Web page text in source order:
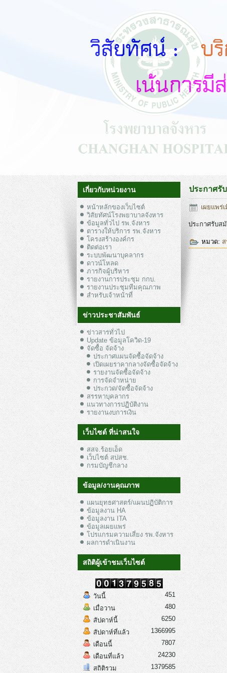
เกี่ยวกับหน่วยงาน
หน้าหลักของเว็บไซต์
วิสัยทัศน์โรงพยาบาลจังหาร
ข้อมูลทั่วไป รพ.จังหาร
ตารางให้บริการ รพ.จังหาร
โครงสร้างองค์กร
ติดต่อเรา
ระบบพัฒนาบุคลากร
ดาวน์โหลด
ภารกิจผู้บริหาร
รายงานการประชุม กกบ.
รายงานประชุมทีมคุณภาพ
สำหรับเจ้าหน้าที่
ข่าวประชาสัมพันธ์
ข่าวสารทั่วไป
Update ข้อมูลโควิด-19
จัดซื้อ จัดจ้าง
ประกาศแผนจัดซื้อจัดจ้าง
เปิดเผยราคากลางจัดซื้อจัดจ้าง
รายงานจัดซื้อจัดจ้าง
การจัดจำหน่าย
ประกวด/จัดซื้อจัดจ้าง
สรรหาบุคลากร
แนวทางการปฏิบัติงาน
รายงานงบการเงิน
เว็บไซต์ ที่น่าสนใจ
สสจ.ร้อยเอ็ด
เว็บไซต์ สปสช.
กรมบัญชีกลาง
ข้อมูล/งานคุณภาพ
แผนยุทธศาสตร์/แผนปฏิบัติการ
ข้อมูลงาน HA
ข้อมูลงาน ITA
ข้อมูลเผยแพร่
โปรแกรมความเสี่ยง รพ.จังหาร
ผลการดำเนินงาน
สถิติผู้เข้าชมเว็บไซต์
วันนี้
เมื่อวาน
สัปดาห์นี้
สัปดาห์ที่แล้ว
เดือนนี้
เดือนที่แล้ว
สถิติรวม
451
480
6250
1366995
7807
24230
1379585
ประกาศรั
เผยแพร่
ประกาศรับส
หมวด:ส